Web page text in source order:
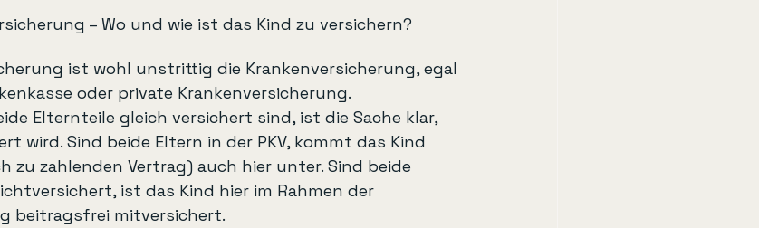
– Wo und wie ist das Kind zu versichern?
ist wohl unstrittig die Krankenversicherung, egal
oder private Krankenversicherung.
Elternteile gleich versichert sind, ist die Sache klar,
wird. Sind beide Eltern in der PKV, kommt das Kind
zu zahlenden Vertrag) auch hier unter. Sind beide
ist das Kind hier im Rahmen der
beitragsfrei mitversichert.